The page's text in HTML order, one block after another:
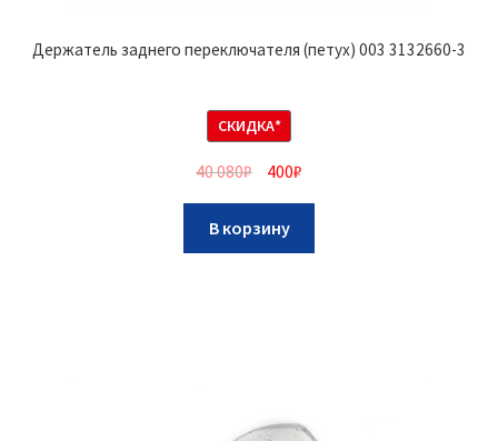
Держатель заднего переключателя (петух) 003 3132660-3
СКИДКА*
40 080₽ 400₽
В корзину